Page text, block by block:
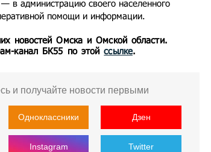
в администрацию своего населенного
помощи и информации.
новостей Омска и Омской области.
канал БК55 по этойссылке.
и получайте новости первыми
Одноклассники Дзен
Instagram Twitter